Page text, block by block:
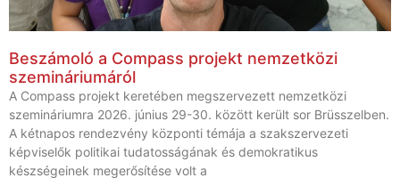
Beszámoló a Compass projekt nemzetközi
szemináriumáról
A Compass projekt keretében megszervezett nemzetközi
szemináriumra 2026. június 29-30. között került sor Brüsszelben.
A kétnapos rendezvény központi témája a szakszervezeti
képviselők politikai tudatosságának és demokratikus
készségeinek megerősítése volt a